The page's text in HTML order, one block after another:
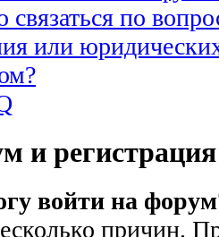
по
или
и регистрация
войти на
причин.